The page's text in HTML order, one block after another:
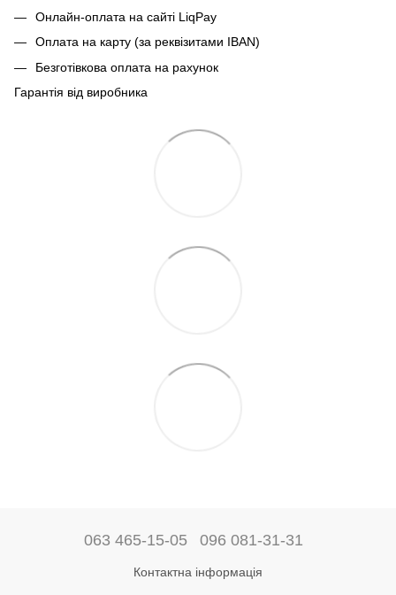
Онлайн-оплата на сайті LiqPay
Оплата на карту (за реквізитами IBAN)
Безготівкова оплата на рахунок
Гарантія від виробника
063 465-15-05 096 081-31-31
Контактна інформація